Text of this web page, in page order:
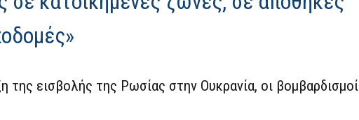
της εισβολής της Ρωσίας στην Ουκρανία, οι βομβαρδισμοί